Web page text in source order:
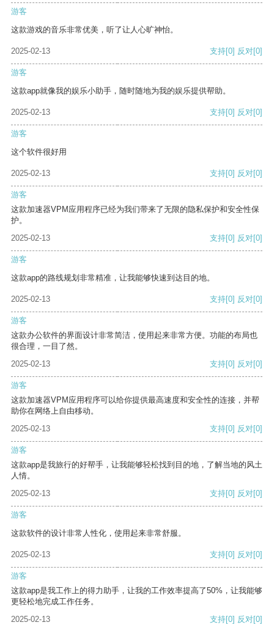
游客
这款游戏的音乐非常优美，听了让人心旷神怡。
2025-02-13 支持[0] 反对[0]
游客
这款app就像我的娱乐小助手，随时随地为我的娱乐提供帮助。
2025-02-13 支持[0] 反对[0]
游客
这个软件很好用
2025-02-13 支持[0] 反对[0]
游客
这款加速器VPM应用程序已经为我们带来了无限的隐私保护和安全性保
护。
2025-02-13
支持[0] 反对[0]
游客
这款app的路线规划非常精准，让我能够快速到达目的地。
2025-02-13 支持[0] 反对[0]
游客
这款办公软件的界面设计非常简洁，使用起来非常方便。功能的布局也
很合理，一目了然。
2025-02-13
支持[0] 反对[0]
游客
这款加速器VPM应用程序可以给你提供最高速度和安全性的连接，并帮
助你在网络上自由移动。
2025-02-13
支持[0] 反对[0]
游客
这款app是我旅行的好帮手，让我能够轻松找到目的地，了解当地的风土
人情。
2025-02-13
支持[0] 反对[0]
游客
这款软件的设计非常人性化，使用起来非常舒服。
2025-02-13 支持[0] 反对[0]
游客
这款app是我工作上的得力助手，让我的工作效率提高了50%，让我能够
更轻松地完成工作任务。
2025-02-13
支持[0] 反对[0]